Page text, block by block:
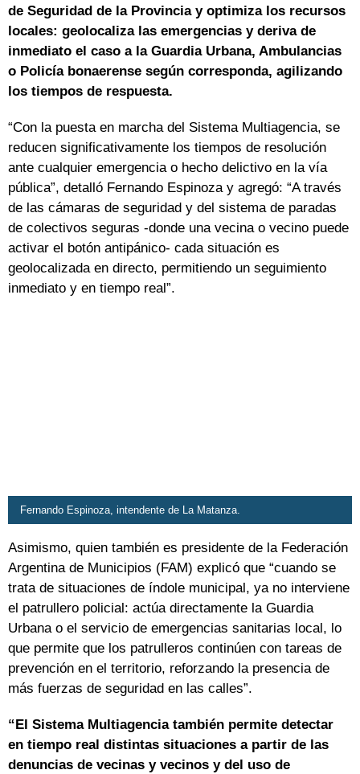
de Seguridad de la Provincia y optimiza los recursos
locales: geolocaliza las emergencias y deriva de
inmediato el caso a la Guardia Urbana, Ambulancias
o Policía bonaerense según corresponda, agilizando
los tiempos de respuesta.
“Con la puesta en marcha del Sistema Multiagencia, se
reducen significativamente los tiempos de resolución
ante cualquier emergencia o hecho delictivo en la vía
pública”, detalló Fernando Espinoza y agregó: “A través
de las cámaras de seguridad y del sistema de paradas
de colectivos seguras -donde una vecina o vecino puede
activar el botón antipánico- cada situación es
geolocalizada en directo, permitiendo un seguimiento
inmediato y en tiempo real”.
Fernando Espinoza, intendente de La Matanza.
Asimismo, quien también es presidente de la Federación
Argentina de Municipios (FAM) explicó que “cuando se
trata de situaciones de índole municipal, ya no interviene
el patrullero policial: actúa directamente la Guardia
Urbana o el servicio de emergencias sanitarias local, lo
que permite que los patrulleros continúen con tareas de
prevención en el territorio, reforzando la presencia de
más fuerzas de seguridad en las calles”.
“El Sistema Multiagencia también permite detectar
en tiempo real distintas situaciones a partir de las
denuncias de vecinas y vecinos y del uso de